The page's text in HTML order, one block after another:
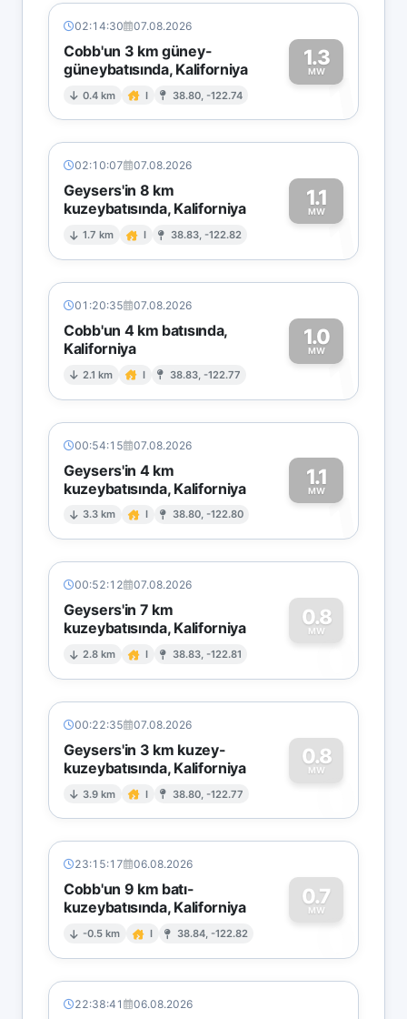
02:14:30 07.08.2026
Cobb'un 3 km güney-
güneybatısında, Kaliforniya
0.4 km I 38.80, -122.74
1.3
MW1
02:10:07 07.08.2026
Geysers'in 8 km
kuzeybatısında, Kaliforniya
1.7 km I 38.83, -122.82
1.1
MW1
01:20:35 07.08.2026
Cobb'un 4 km batısında,
Kaliforniya
2.1 km I 38.83, -122.77
1.0
MW1
00:54:15 07.08.2026
Geysers'in 4 km
kuzeybatısında, Kaliforniya
3.3 km I 38.80, -122.80
1.1
MW1
00:52:12 07.08.2026
Geysers'in 7 km
kuzeybatısında, Kaliforniya
2.8 km I 38.83, -122.81
0.8
MW
0
00:22:35 07.08.2026
Geysers'in 3 km kuzey-
kuzeybatısında, Kaliforniya
3.9 km I 38.80, -122.77
0.8
MW
0
23:15:17 06.08.2026
Cobb'un 9 km batı-
kuzeybatısında, Kaliforniya
-0.5 km I 38.84, -122.82
0.7
MW
0
22:38:41 06.08.2026